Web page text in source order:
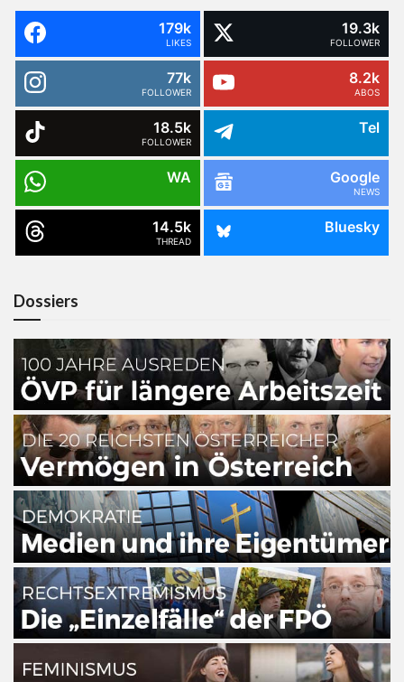
179k
LIKES
19.3k
FOLLOWER
77k
FOLLOWER
8.2k
ABOS
18.5k
FOLLOWER
Tel
WA Google
NEWS
14.5k
THREAD
Bluesky
Dossiers